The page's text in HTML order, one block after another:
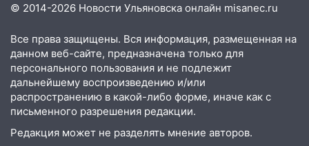
© 2014-2026 Новости Ульяновска онлайн misanec.ru
Все права защищены. Вся информация, размещенная на
данном веб-сайте, предназначена только для
персонального пользования и не подлежит
дальнейшему воспроизведению и/или
распространению в какой-либо форме, иначе как с
письменного разрешения редакции.
Редакция может не разделять мнение авторов.